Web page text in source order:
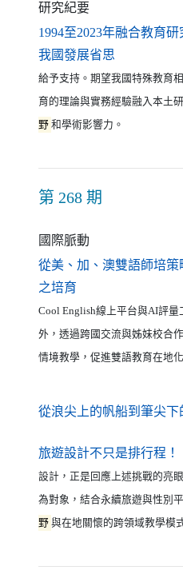
研究紀要
1994至2023年融合教育
我國發展省思
給予支持。期望我國特殊教育
育的理論與實務經驗融入本土
野 和學術影響力。
第 268 期
國際脈動
從美、加、澳雙語師培
之培育
Cool English線上平台與AI評
外，透過跨國交流與姊妹校合
情境教學，促進雙語教育在地
從浪尖上的帆船到筆尖下
旅遊設計不只是排行程！
設計，正是回應上述挑戰的亮
為對象，結合永續旅遊與性別
野 與在地關懷的跨領域教學模